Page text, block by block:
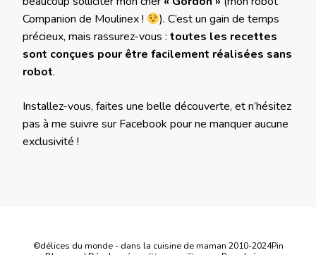
Companion de Moulinex !
). C’est un gain de temps
précieux, mais rassurez-vous : toutes les recettes
sont conçues pour être facilement réalisées sans
robot.
Installez-vous, faites une belle découverte, et n’hésitez
pas à me suivre sur Facebook pour ne manquer aucune
exclusivité !
©délices du monde - dans la cuisine de maman 2010-2024Pin